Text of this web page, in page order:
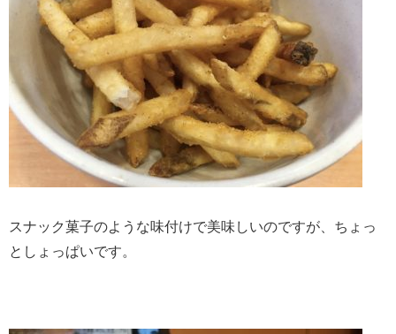
スナック菓子のような味付けで美味しいのですが、ちょっ
としょっぱいです。